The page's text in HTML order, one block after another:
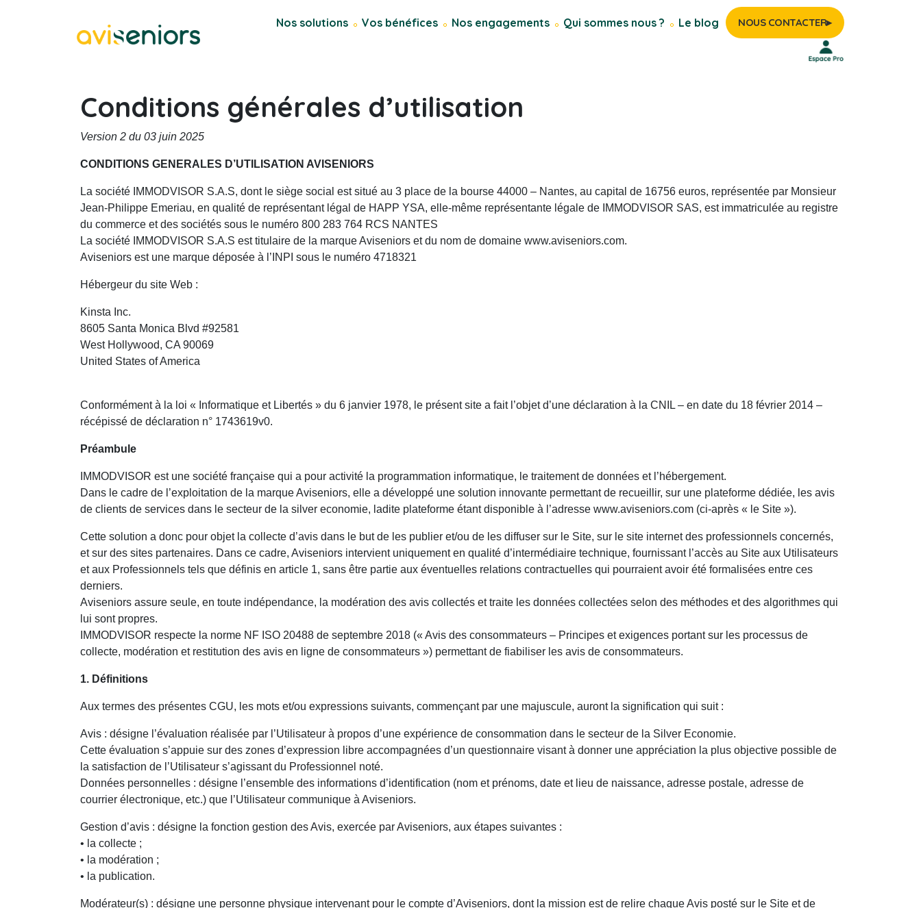
Nos solutions Vos bénéfices Nos engagements Qui sommes nous ? Le blog NOUS CONTACTER▸
Conditions générales d’utilisation
Version 2 du 03 juin 2025
CONDITIONS GENERALES D’UTILISATION AVISENIORS
La société IMMODVISOR S.A.S, dont le siège social est situé au 3 place de la bourse 44000 – Nantes, au capital de 16756 euros, représentée par Monsieur
Jean-Philippe Emeriau, en qualité de représentant légal de HAPP YSA, elle-même représentante légale de IMMODVISOR SAS, est immatriculée au registre
du commerce et des sociétés sous le numéro 800 283 764 RCS NANTES
La société IMMODVISOR S.A.S est titulaire de la marque Aviseniors et du nom de domaine www.aviseniors.com.
Aviseniors est une marque déposée à l’INPI sous le numéro 4718321
Hébergeur du site Web :
Kinsta Inc.
8605 Santa Monica Blvd #92581
West Hollywood, CA 90069
United States of America
Conformément à la loi « Informatique et Libertés » du 6 janvier 1978, le présent site a fait l’objet d’une déclaration à la CNIL – en date du 18 février 2014 –
récépissé de déclaration n° 1743619v0.
Préambule
IMMODVISOR est une société française qui a pour activité la programmation informatique, le traitement de données et l’hébergement.
Dans le cadre de l’exploitation de la marque Aviseniors, elle a développé une solution innovante permettant de recueillir, sur une plateforme dédiée, les avis
de clients de services dans le secteur de la silver economie, ladite plateforme étant disponible à l’adresse www.aviseniors.com (ci-après « le Site »).
Cette solution a donc pour objet la collecte d’avis dans le but de les publier et/ou de les diffuser sur le Site, sur le site internet des professionnels concernés,
et sur des sites partenaires. Dans ce cadre, Aviseniors intervient uniquement en qualité d’intermédiaire technique, fournissant l’accès au Site aux Utilisateurs
et aux Professionnels tels que définis en article 1, sans être partie aux éventuelles relations contractuelles qui pourraient avoir été formalisées entre ces
derniers.
Aviseniors assure seule, en toute indépendance, la modération des avis collectés et traite les données collectées selon des méthodes et des algorithmes qui
lui sont propres.
IMMODVISOR respecte la norme NF ISO 20488 de septembre 2018 (« Avis des consommateurs – Principes et exigences portant sur les processus de
collecte, modération et restitution des avis en ligne de consommateurs ») permettant de fiabiliser les avis de consommateurs.
1. Définitions
Aux termes des présentes CGU, les mots et/ou expressions suivants, commençant par une majuscule, auront la signification qui suit :
Avis : désigne l’évaluation réalisée par l’Utilisateur à propos d’une expérience de consommation dans le secteur de la Silver Economie.
Cette évaluation s’appuie sur des zones d’expression libre accompagnées d’un questionnaire visant à donner une appréciation la plus objective possible de
la satisfaction de l’Utilisateur s’agissant du Professionnel noté.
Données personnelles : désigne l’ensemble des informations d’identification (nom et prénoms, date et lieu de naissance, adresse postale, adresse de
courrier électronique, etc.) que l’Utilisateur communique à Aviseniors.
Gestion d’avis : désigne la fonction gestion des Avis, exercée par Aviseniors, aux étapes suivantes :
• la collecte ;
• la modération ;
• la publication.
Modérateur(s) : désigne une personne physique intervenant pour le compte d’Aviseniors, dont la mission est de relire chaque Avis posté sur le Site et de